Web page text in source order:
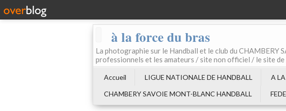
à la force du bras
La photographie sur le Handball et le club du CHAMBERY
professionnels et les amateurs / site non officiel / le site
Accueil LIGUE NATIONALE DE HANDBALL
A
CHAMBERY SAVOIE MONT-BLANC HANDBALL